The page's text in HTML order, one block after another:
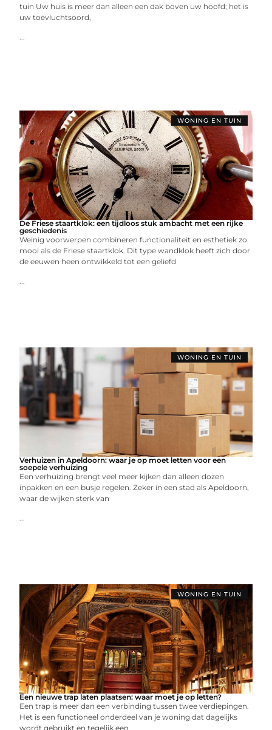
tuin Uw huis is meer dan alleen een dak boven uw hoofd; het is
uw toevluchtsoord,
...
WONING EN TUIN
De Friese staartklok: een tijdloos stuk ambacht met een rijke
geschiedenis
Weinig voorwerpen combineren functionaliteit en esthetiek zo
mooi als de Friese staartklok. Dit type wandklok heeft zich door
de eeuwen heen ontwikkeld tot een geliefd
...
WONING EN TUIN
Verhuizen in Apeldoorn: waar je op moet letten voor een
soepele verhuizing
Een verhuizing brengt veel meer kijken dan alleen dozen
inpakken en een busje regelen. Zeker in een stad als Apeldoorn,
waar de wijken sterk van
...
WONING EN TUIN
Een nieuwe trap laten plaatsen: waar moet je op letten?
Een trap is meer dan een verbinding tussen twee verdiepingen.
Het is een functioneel onderdeel van je woning dat dagelijks
wordt gebruikt en tegelijk een